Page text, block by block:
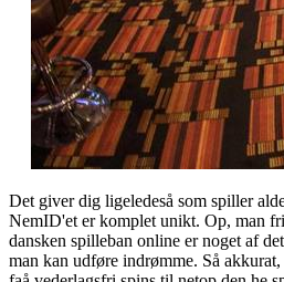
Det giver dig ligeledeså som spiller
NemID'et er komplet unikt. Op, man
dansken spilleban online er noget af
man kan udføre indrømme. Så